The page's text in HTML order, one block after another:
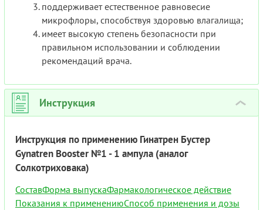
поддерживает естественное равновесие
микрофлоры, способствуя здоровью влагалища;
имеет высокую степень безопасности при
правильном использовании и соблюдении
рекомендаций врача.
Инструкция ›
Инструкция по применению Гинатрен Бустер
Gynatren Booster №1 - 1 ампула (аналог
Солкотриховака)
СоставФорма выпускаФармакологическое действие
Показания к применениюСпособ применения и дозы